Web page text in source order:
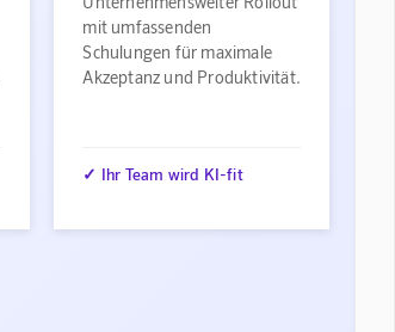
mit umfassenden
Schulungen für maximale
Akzeptanz und Produktivität.
✓ Ihr Team wird KI-fit